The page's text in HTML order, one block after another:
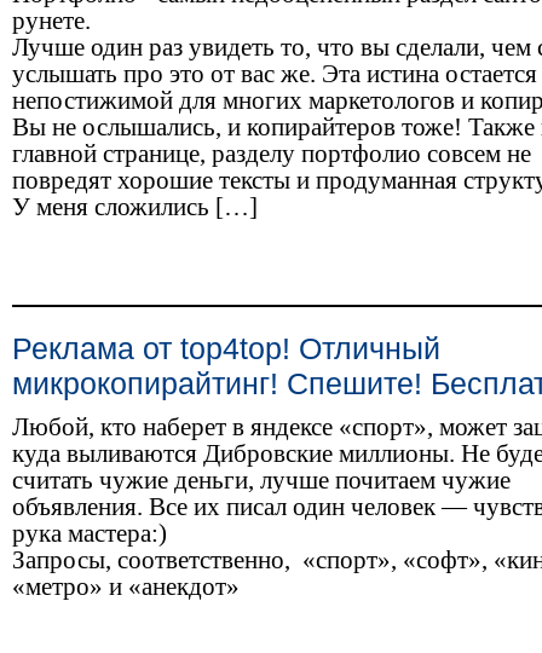
рунете.
Лучше один раз увидеть то, что вы сделали, чем
услышать про это от вас же. Эта истина остается
непостижимой для многих маркетологов и
Вы не ослышались, и копирайтеров тоже! Также
главной странице, разделу портфолио совсем не
повредят хорошие тексты и продуманная
У меня сложились […]
Реклама от top4top! Отличный
микрокопирайтинг! Спешите!
Любой, кто наберет в яндексе «спорт», может
куда выливаются Дибровские миллионы. Не
считать чужие деньги, лучше почитаем чужие
объявления. Все их писал один человек —
рука мастера:)
Запросы, соответственно, «спорт», «софт»,
«метро» и «анекдот»